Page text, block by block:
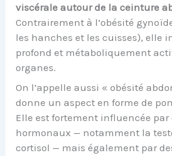
viscérale autour de la ceinture
Contrairement à l’obésité
les hanches et les cuisses), elle
profond et métaboliquement
organes.
On l’appelle aussi « obésité
donne un aspect en forme de
Elle est fortement influencée par
hormonaux — notamment la
cortisol — mais également par